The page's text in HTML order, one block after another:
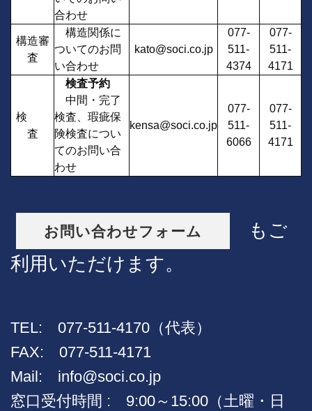
合わせ
構造審
査
構造関係に
ついてのお問
い合わせ
kato@soci.co.jp
077-
511-
4374
077-
511-
4171
検
査
検査予約
中間・完了
検査、瑕疵保
険検査につい
てのお問い合
わせ
kensa@soci.co.jp
077-
511-
6066
077-
511-
4171
お問い合わせフォーム
もご
利用いただけます。
TEL: 077-511-4170（代表）
FAX: 077-511-4171
Mail: info@soci.co.jp
窓口受付時間 : 9:00～15:00（土曜・日